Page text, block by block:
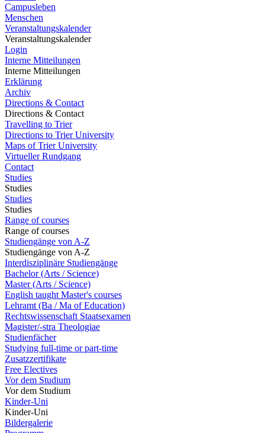
Campusleben
Menschen
Veranstaltungskalender
Veranstaltungskalender
Login
Interne Mitteilungen
Interne Mitteilungen
Erklärung
Archiv
Directions & Contact
Directions & Contact
Travelling to Trier
Directions to Trier University
Maps of Trier University
Virtueller Rundgang
Contact
Studies
Studies
Studies
Studies
Range of courses
Range of courses
Studiengänge von A-Z
Studiengänge von A-Z
Interdisziplinäre Studiengänge
Bachelor (Arts / Science)
Master (Arts / Science)
English taught Master's courses
Lehramt (Ba / Ma of Education)
Rechtswissenschaft Staatsexamen
Magister/-stra Theologiae
Studienfächer
Studying full-time or part-time
Zusatzzertifikate
Free Electives
Vor dem Studium
Vor dem Studium
Kinder-Uni
Kinder-Uni
Bildergalerie